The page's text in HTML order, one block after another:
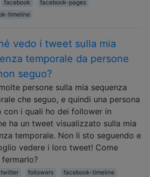
facebook
facebook-pages
timeline
vedo i tweet sulla mia
temporale da persone
seguo?
persone sulla mia sequenza
che seguo, e quindi una persona
con i quali ho dei follower in
ha un tweet visualizzato sulla mia
temporale. Non li sto seguendo e
vedere i loro tweet! Come
twitter followers facebook-timeline